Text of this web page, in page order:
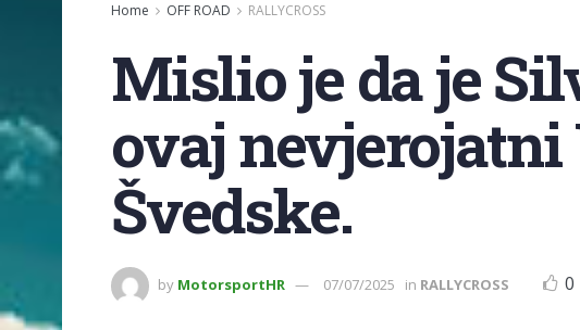
Home OFF ROAD RALLYCROSS
Mislio je da je
ovaj
Švedske.
by MotorsportHR 07/07/2025 in RALLYCROSS 0